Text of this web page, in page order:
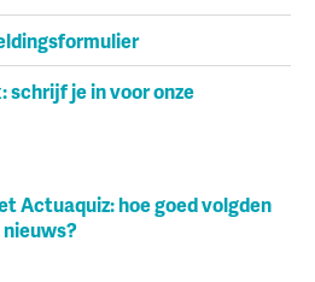
schrijf je in voor onze
Actuaquiz: hoe goed volgden